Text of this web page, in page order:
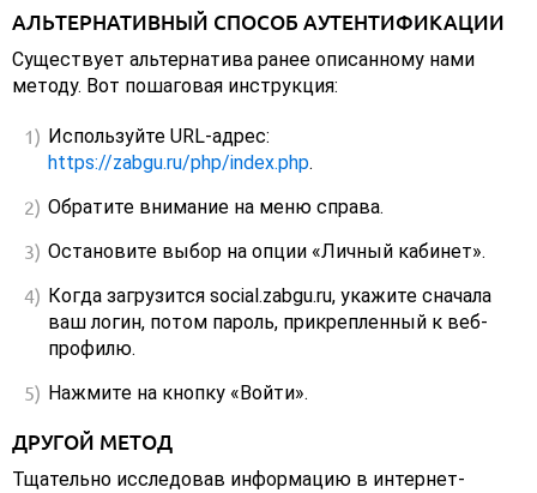
АЛЬТЕРНАТИВНЫЙ СПОСОБ АУТЕНТИФИКАЦИИ
Существует альтернатива ранее описанному нами
методу. Вот пошаговая инструкция:
Используйте URL-адрес:
https://zabgu.ru/php/index.php.
Обратите внимание на меню справа.
Остановите выбор на опции «Личный кабинет».
Когда загрузится social.zabgu.ru, укажите сначала
ваш логин, потом пароль, прикрепленный к веб-
профилю.
Нажмите на кнопку «Войти».
ДРУГОЙ МЕТОД
Тщательно исследовав информацию в интернет-